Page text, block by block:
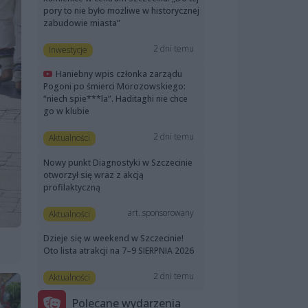
pory to nie było możliwe w historycznej
zabudowie miasta”
Inwestycje 2 dni temu
Haniebny wpis członka zarządu
Pogoni po śmierci Morozowskiego:
“niech spie***la”. Haditaghi nie chce
go w klubie
Aktualności 2 dni temu
Nowy punkt Diagnostyki w Szczecinie
otworzył się wraz z akcją
profilaktyczną
Aktualności art. sponsorowany
Dzieje się w weekend w Szczecinie!
Oto lista atrakcji na 7–9 SIERPNIA 2026
Aktualności 2 dni temu
Polecane wydarzenia